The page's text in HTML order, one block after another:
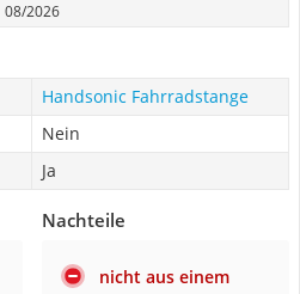
08/2026
Handsonic Fahrradstange
Nein
Ja
Nachteile
nicht aus einem